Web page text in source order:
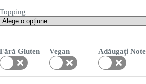
Topping
Fără Gluten Vegan Adăugați Note